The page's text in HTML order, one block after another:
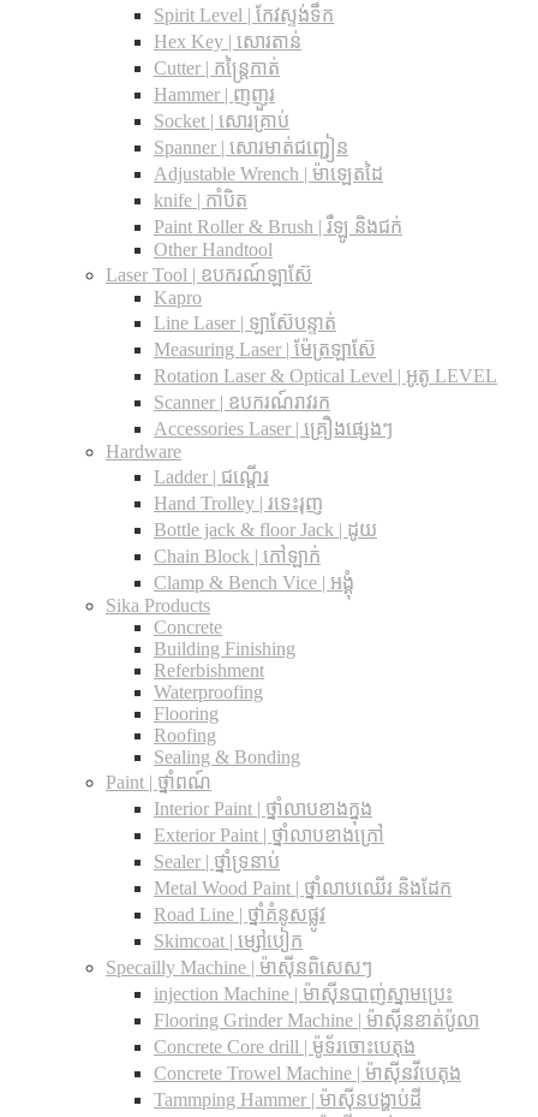
Spirit Level | កែវស្ទង់ទឹក
Hex Key | សោរតាន់
Cutter | កន្រ្តៃកាត់
Hammer | ញញួរ
Socket | សោរគ្រាប់
Spanner |​ សោរមាត់ជញ្ជៀន
Adjustable Wrench |​ ម៉ាឡេតដៃ
knife | កាំបិត
Paint Roller & Brush | រឺឡូ និងជក់
Other Handtool
Laser Tool | ឧបករណ៍ឡាស៊ែ
Kapro
Line Laser | ឡាស៊ែបន្ទាត់
Measuring Laser | ម៉ែត្រឡាស៊ែ
Rotation Laser & Optical Level | អូតូ LEVEL
Scanner | ឧបករណ៍រាវរក
Accessories Laser | គ្រឿងផ្សេងៗ
Hardware
Ladder | ជណ្តើរ
Hand Trolley | រទេះរុញ
Bottle jack & floor Jack​ | ដូយ
Chain Block | កៅឡាក់
Clamp & Bench Vice | អង្គុំ
Sika Products
Concrete
Building Finishing
Referbishment
Waterproofing
Flooring
Roofing
Sealing & Bonding
Paint | ថ្នាំពណ៍
Interior Paint | ថ្នាំលាបខាងក្នុង
Exterior Paint | ថ្នាំលាបខាងក្រៅ
Sealer | ថ្នាំទ្រនាប់
Metal Wood Paint | ថ្នាំលាបឈើរ និងដែក
Road Line | ថ្នាំគំនូសផ្លូវ
Skimcoat | ម្សៅបៀក
Specailly Machine | ម៉ាស៊ីនពិសេសៗ
injection Machine | ម៉ាស៊ីនបាញ់ស្នាមប្រេះ
Flooring Grinder Machine | ម៉ាស៊ីនខាត់ប៉ូលា
Concrete Core drill | ម៉ូទ័រចោះបេតុង
Concrete Trowel Machine | ម៉ាស៊ីនវីបេតុង
Tammping Hammer | ម៉ាស៊ីនបង្ហាប់ដី